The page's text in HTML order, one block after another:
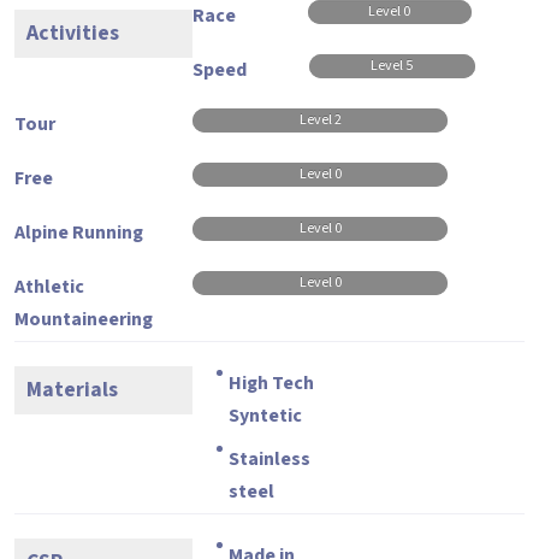
Activities
Race Level 0
Speed Level 5
Tour Level 2
Free Level 0
Alpine Running Level 0
Athletic
Mountaineering
Level 0
Materials
High Tech
Syntetic
Stainless
steel